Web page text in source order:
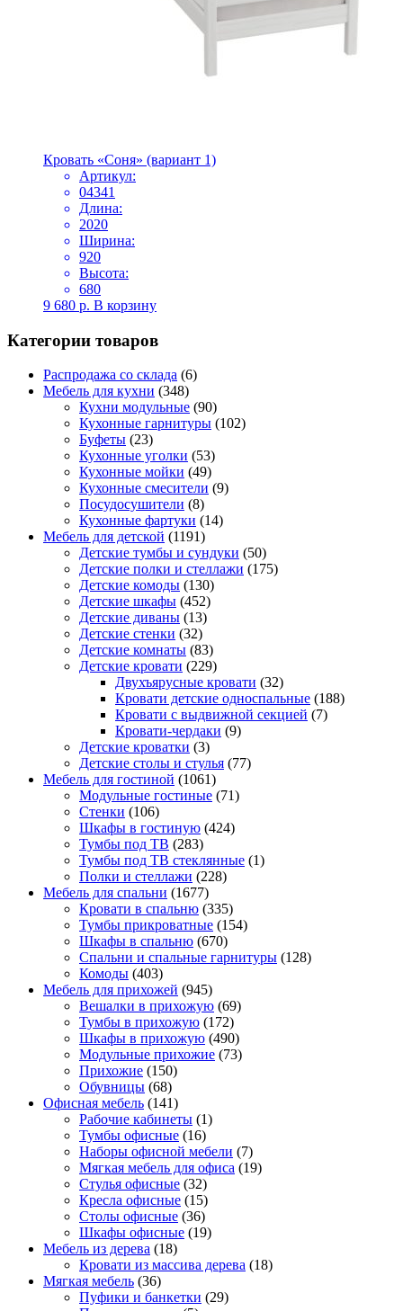
Кровать «Соня» (вариант 1)
Артикул:
04341
Длина:
2020
Ширина:
920
Высота:
680
9 680 р. В корзину
Категории товаров
Распродажа со склада (6)
Мебель для кухни (348)
Кухни модульные (90)
Кухонные гарнитуры (102)
Буфеты (23)
Кухонные уголки (53)
Кухонные мойки (49)
Кухонные смесители (9)
Посудосушители (8)
Кухонные фартуки (14)
Мебель для детской (1191)
Детские тумбы и сундуки (50)
Детские полки и стеллажи (175)
Детские комоды (130)
Детские шкафы (452)
Детские диваны (13)
Детские стенки (32)
Детские комнаты (83)
Детские кровати (229)
Двухъярусные кровати (32)
Кровати детские односпальные (188)
Кровати с выдвижной секцией (7)
Кровати-чердаки (9)
Детские кроватки (3)
Детские столы и стулья (77)
Мебель для гостиной (1061)
Модульные гостиные (71)
Стенки (106)
Шкафы в гостиную (424)
Тумбы под ТВ (283)
Тумбы под ТВ стеклянные (1)
Полки и стеллажи (228)
Мебель для спальни (1677)
Кровати в спальню (335)
Тумбы прикроватные (154)
Шкафы в спальню (670)
Спальни и спальные гарнитуры (128)
Комоды (403)
Мебель для прихожей (945)
Вешалки в прихожую (69)
Тумбы в прихожую (172)
Шкафы в прихожую (490)
Модульные прихожие (73)
Прихожие (150)
Обувницы (68)
Офисная мебель (141)
Рабочие кабинеты (1)
Тумбы офисные (16)
Наборы офисной мебели (7)
Мягкая мебель для офиса (19)
Стулья офисные (32)
Кресла офисные (15)
Столы офисные (36)
Шкафы офисные (19)
Мебель из дерева (18)
Кровати из массива дерева (18)
Мягкая мебель (36)
Пуфики и банкетки (29)